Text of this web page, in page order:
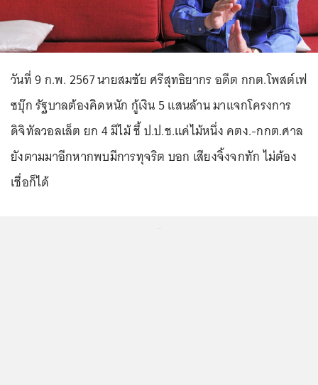
วันที่ 9 ก.พ. 2567 นายสมชัย ศรีสุทธิยากร อดีต กกต.โพสต์เฟ
ซบุ๊ก รัฐบาลต้องคิดหนัก กู้เงิน 5 แสนล้าน มาแจกโครงการ
ดิจิทัลวอลเล็ต ยก 4 มีไม้ ชี้ ป.ป.ช.แค่ไม้หนึ่ง คตง.-กกต.ศาล
ยังตามมาอีกหากพบมีการทุจริต บอก เสียงจิ้งจกทัก ไม่ต้อง
เชื่อก็ได้